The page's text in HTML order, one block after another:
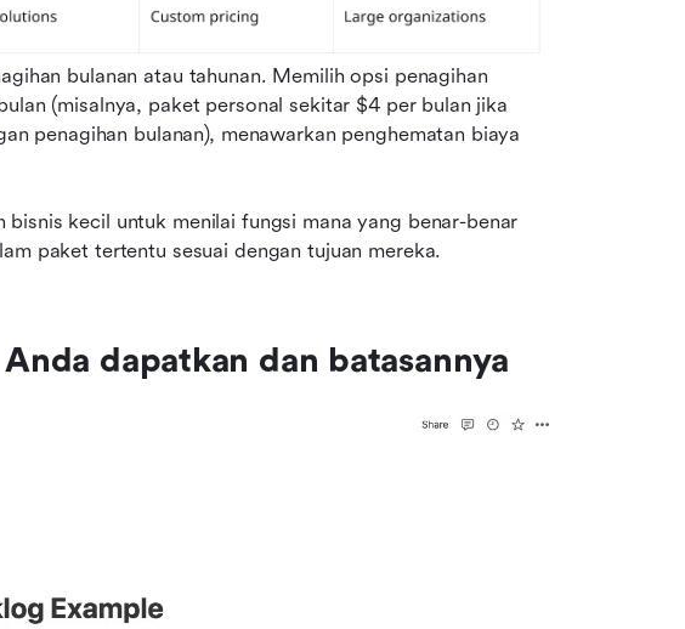
bulanan atau tahunan. Memilih opsi penagihan
(misalnya, paket personal sekitar $4 per bulan jika
penagihan bulanan), menawarkan penghematan biaya
kecil untuk menilai fungsi mana yang benar-benar
paket tertentu sesuai dengan tujuan mereka.
dapatkan dan batasannya